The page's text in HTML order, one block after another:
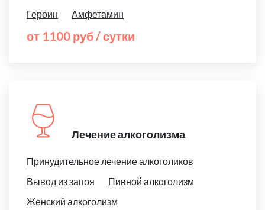
Героин
Амфетамин
от 1100 руб / сутки
Лечение алкоголизма
Принудительное лечение алкоголиков
Вывод из запоя
Пивной алкоголизм
Женский алкоголизм